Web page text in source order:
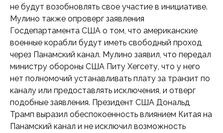
не будут возобновлять свое участие в инициативе.
Мулино также опроверг заявления
Госдепартамента США о том, что американские
военные корабли будут иметь свободный проход
через Панамский канал. Мулино заявил, что передал
министру обороны США Питу Хегсету, что у него
нет полномочий устанавливать плату за транзит по
каналу или предоставлять исключения, и отверг
подобные заявления. Президент США Дональд
Трамп выразил обеспокоенность влиянием Китая на
Панамский канал и не исключил возможность